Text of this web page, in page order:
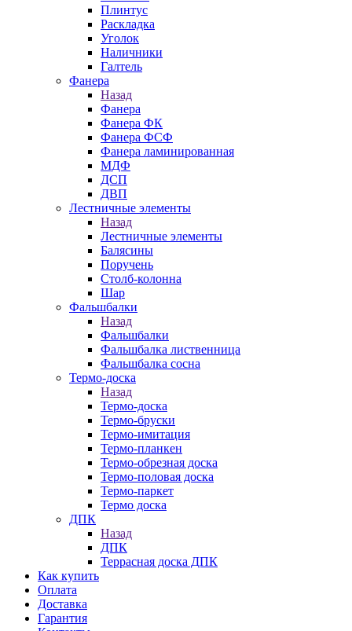
Плинтус
Раскладка
Уголок
Наличники
Галтель
Фанера
Назад
Фанера
Фанера ФК
Фанера ФСФ
Фанера ламинированная
МДФ
ДСП
ДВП
Лестничные элементы
Назад
Лестничные элементы
Балясины
Поручень
Столб-колонна
Шар
Фальшбалки
Назад
Фальшбалки
Фальшбалка лиственница
Фальшбалка сосна
Термо-доска
Назад
Термо-доска
Термо-бруски
Термо-имитация
Термо-планкен
Термо-обрезная доска
Термо-половая доска
Термо-паркет
Термо доска
ДПК
Назад
ДПК
Террасная доска ДПК
Как купить
Оплата
Доставка
Гарантия